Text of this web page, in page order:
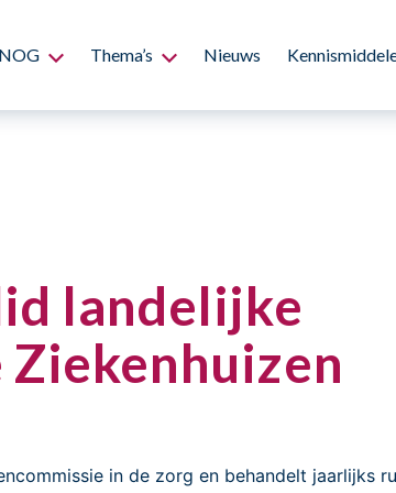
Thema’s Nieuws
landelijke
in de zorg en behandelt jaarlijks